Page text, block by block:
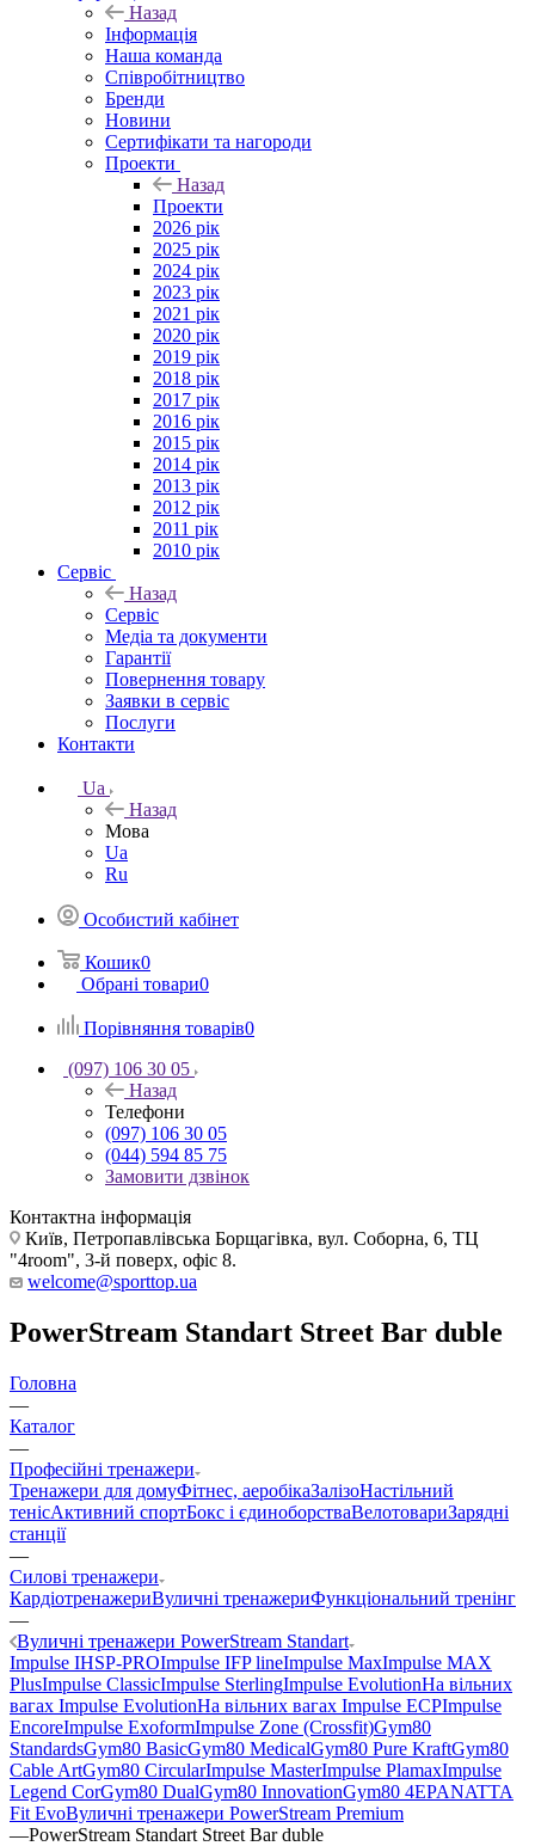
Назад
Інформація
Наша команда
Співробітництво
Бренди
Новини
Сертифікати та нагороди
Проекти
Назад
Проекти
2026 рік
2025 рік
2024 рік
2023 рік
2021 рік
2020 рік
2019 рік
2018 рік
2017 рік
2016 рік
2015 рік
2014 рік
2013 рік
2012 рік
2011 рік
2010 рік
Сервіс
Назад
Сервіс
Медіа та документи
Гарантії
Повернення товару
Заявки в сервіс
Послуги
Контакти
Ua
Назад
Мова
Ua
Ru
Особистий кабінет
Кошик0
Обрані товари0
Порівняння товарів0
(097) 106 30 05
Назад
Телефони
(097) 106 30 05
(044) 594 85 75
Замовити дзвінок
Контактна інформація
Київ, Петропавлівська Борщагівка, вул. Соборна, 6, ТЦ
"4room", 3-й поверх, офіс 8.
welcome@sporttop.ua
PowerStream Standart Street Bar duble
Головна
—
Каталог
—
Професійні тренажери
Тренажери для домуФітнес, аеробікаЗалізоНастільний
тенісАктивний спортБокс і єдиноборстваВелотовариЗарядні
станції
—
Силові тренажери
КардіотренажериВуличні тренажериФункціональний тренінг
—
Вуличні тренажери PowerStream Standart
Impulse IHSP-PROImpulse IFP lineImpulse MaxImpulse MAX
PlusImpulse ClassicImpulse SterlingImpulse EvolutionНа вільних
вагах Impulse EvolutionНа вільних вагах Impulse ECPImpulse
EncoreImpulse ExoformImpulse Zone (Crossfit)Gym80
StandardsGym80 BasicGym80 MedicalGym80 Pure KraftGym80
Cable ArtGym80 CircularImpulse MasterImpulse PlamaxImpulse
Legend CorGym80 DualGym80 InnovationGym80 4EPANATTA
Fit EvoВуличні тренажери PowerStream Premium
—PowerStream Standart Street Bar duble